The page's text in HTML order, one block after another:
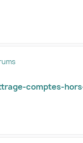
comptes-